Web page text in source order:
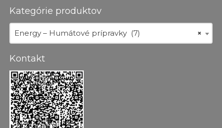
Kategórie produktov
×
Energy – Humátové prípravky (7)
Kontakt